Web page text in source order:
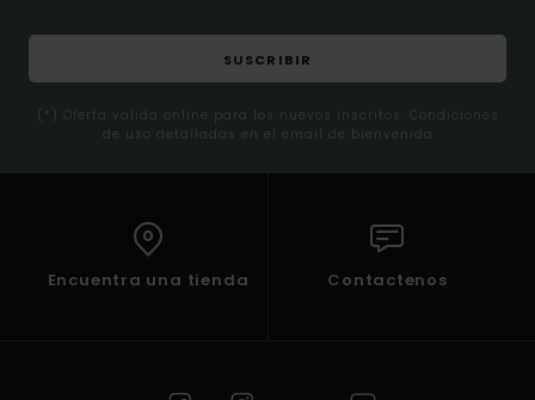
SUSCRIBIR
(*) Oferta valida online para los nuevos inscritos. Condiciones
de uso detalladas en el email de bienvenida
Encuentra una tienda Contactenos